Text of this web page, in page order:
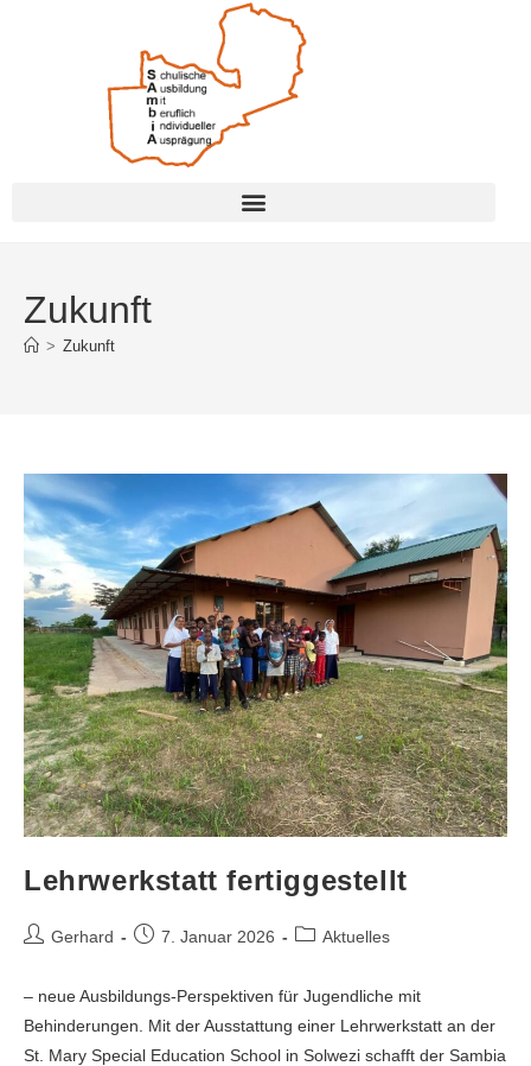
Zukunft
> Zukunft
Lehrwerkstatt fertiggestellt
Gerhard 7. Januar 2026 Aktuelles
– neue Ausbildungs-Perspektiven für Jugendliche mit
Behinderungen. Mit der Ausstattung einer Lehrwerkstatt an der
St. Mary Special Education School in Solwezi schafft der Sambia